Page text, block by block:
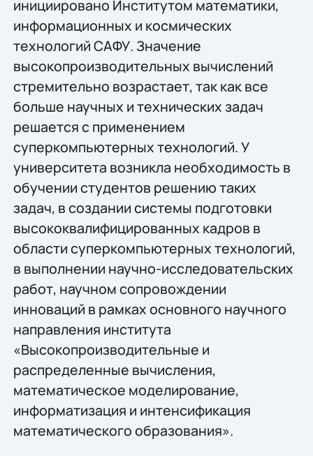
инициировано Институтом математики,
информационных и космических
технологий САФУ. Значение
высокопроизводительных вычислений
стремительно возрастает, так как все
больше научных и технических задач
решается с применением
суперкомпьютерных технологий. У
университета возникла необходимость в
обучении студентов решению таких
задач, в создании системы подготовки
высококвалифицированных кадров в
области суперкомпьютерных технологий,
в выполнении научно-исследовательских
работ, научном сопровождении
инноваций в рамках основного научного
направления института
«Высокопроизводительные и
распределенные вычисления,
математическое моделирование,
информатизация и интенсификация
математического образования».